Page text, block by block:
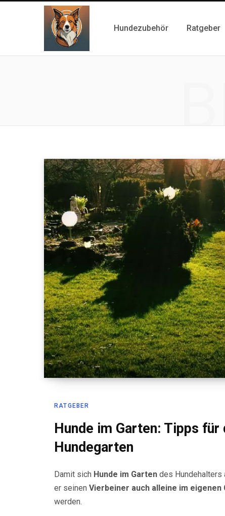
Hundezubehör Ratgeber
RATGEBER
Hunde im Garten: Tipps
Hundegarten
Damit sich Hunde im Garten des Hundehalters
er seinen Vierbeiner auch alleine im eigenen
werden.